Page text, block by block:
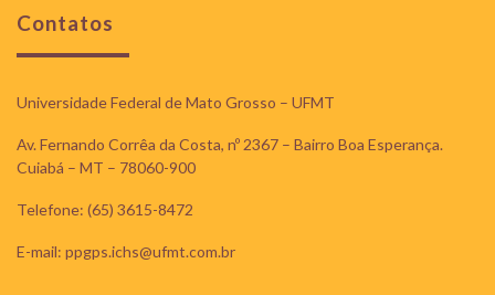
Contatos
Universidade Federal de Mato Grosso – UFMT
Av. Fernando Corrêa da Costa, nº 2367 – Bairro Boa Esperança.
Cuiabá – MT – 78060-900
Telefone: (65) 3615-8472
E-mail: ppgps.ichs@ufmt.com.br